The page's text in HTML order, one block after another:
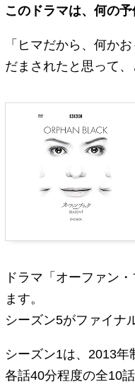
このドラマは、何の
「ヒマだから、何か
だまされたと思って
ドラマ「オーファン
ます。
シーズン5がファイナ
シーズン1は、2013年
各話40分程度の全10話